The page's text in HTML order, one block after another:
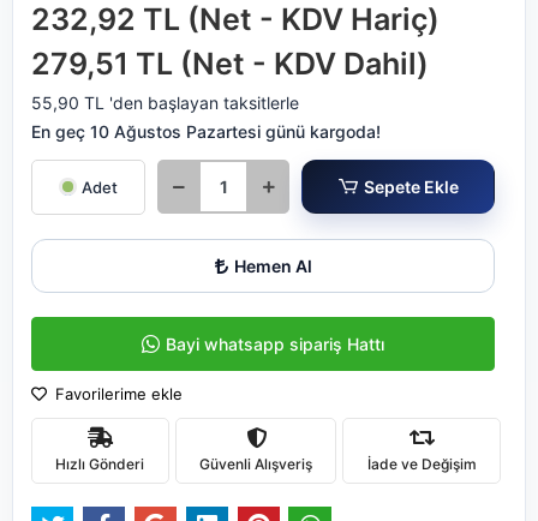
232,92 TL (Net - KDV Hariç)
279,51 TL (Net - KDV Dahil)
55,90 TL 'den başlayan taksitlerle
En geç 10 Ağustos Pazartesi günü kargoda!
Adet Sepete Ekle
Hemen Al
Bayi whatsapp sipariş Hattı
Favorilerime ekle
Hızlı Gönderi Güvenli Alışveriş İade ve Değişim